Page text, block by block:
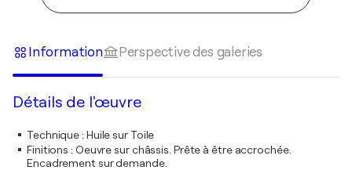
Information Perspective des galeries
Détails de l'œuvre
Technique: Huile sur Toile
Finitions : Oeuvre sur châssis. Prête à être accrochée.
Encadrement sur demande.